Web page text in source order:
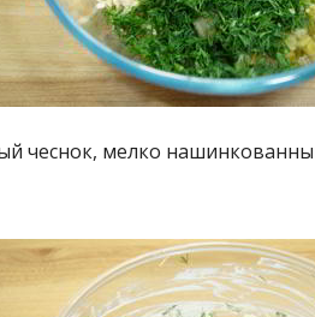
чеснок, мелко